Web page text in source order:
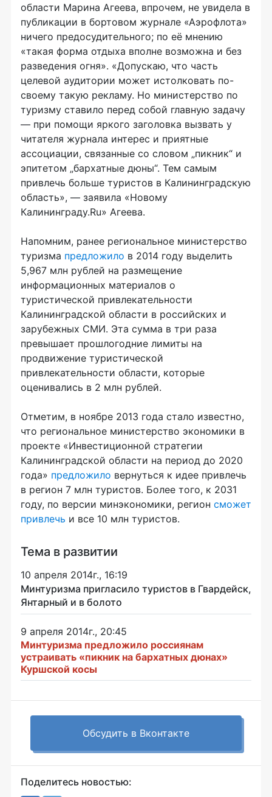
области Марина Агеева, впрочем, не увидела в
публикации в бортовом журнале «Аэрофлота»
ничего предосудительного; по её мнению
«такая форма отдыха вполне возможна и без
разведения огня». «Допускаю, что часть
целевой аудитории может истолковать по-
своему такую рекламу. Но министерство по
туризму ставило перед собой главную задачу
— при помощи яркого заголовка вызвать у
читателя журнала интерес и приятные
ассоциации, связанные со словом „пикник“ и
эпитетом „бархатные дюны“. Тем самым
привлечь больше туристов в Калининградскую
область», — заявила «Новому
Калининграду.Ru» Агеева.
Напомним, ранее региональное министерство
туризма предложило в 2014 году выделить
5,967 млн рублей на размещение
информационных материалов о
туристической привлекательности
Калининградской области в российских и
зарубежных СМИ. Эта сумма в три раза
превышает прошлогодние лимиты на
продвижение туристической
привлекательности области, которые
оценивались в 2 млн рублей.
Отметим, в ноябре 2013 года стало известно,
что региональное министерство экономики в
проекте «Инвестиционной стратегии
Калининградской области на период до 2020
года» предложило вернуться к идее привлечь
в регион 7 млн туристов. Более того, к 2031
году, по версии минэкономики, регион сможет
привлечь и все 10 млн туристов.
Тема в развитии
10 апреля 2014г., 16:19
Минтуризма пригласило туристов в Гвардейск,
Янтарный и в болото
9 апреля 2014г., 20:45
Минтуризма предложило россиянам
устраивать «пикник на бархатных дюнах»
Куршской косы
Обсудить в Вконтакте
Поделитесь новостью: